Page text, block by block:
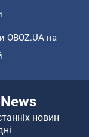
OBOZ.UA на
новин